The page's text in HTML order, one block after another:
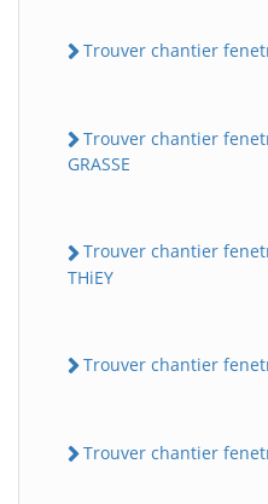
Trouver chantier
Trouver chantier
GRASSE
Trouver chantier
THiEY
Trouver chantier
Trouver chantier